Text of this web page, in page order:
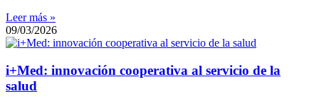
Leer más »
09/03/2026
i+Med: innovación cooperativa al servicio de la
salud​